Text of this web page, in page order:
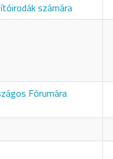
számára
Fórumára